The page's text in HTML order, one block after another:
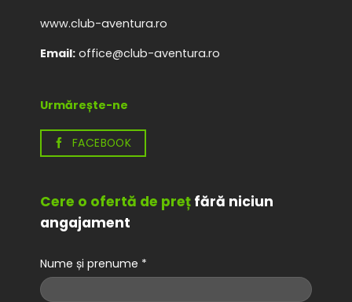
www.club-aventura.ro
Email:office@club-aventura.ro
Urmărește-ne
FACEBOOK
Cere o ofertă de prețfără niciun
angajament
Nume și prenume *